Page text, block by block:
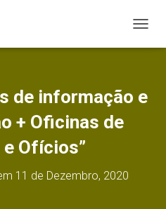
L
N
de informação e
+ Oficinas de
Ofícios”
11 de Dezembro, 2020